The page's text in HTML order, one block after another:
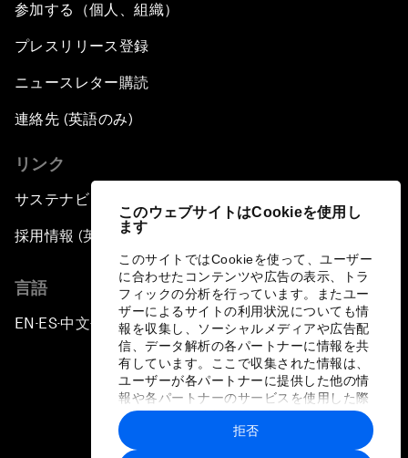
このウェブサイトはCookieを使用し
ます
このサイトではCookieを使って、ユーザー
に合わせたコンテンツや広告の表示、トラ
フィックの分析を行っています。またユー
ザーによるサイトの利用状況についても情
報を収集し、ソーシャルメディアや広告配
信、データ解析の各パートナーに情報を共
有しています。ここで収集された情報は、
ユーザーが各パートナーに提供した他の情
報や各パートナーのサービスを使用した際
に収集された情報と組み合わされ、各パー
トナーによって使用されることがありま
す。
拒否
参加する（個人、組織）
プレスリリース登録
ニュースレター購読
連絡先 (英語のみ)
リンク
サステナビリティへの取り組み
採用情報 (英語のみ)
言語
EN ▪ ES▪中文▪ 日本語
プライバシーポリシーと利用規約